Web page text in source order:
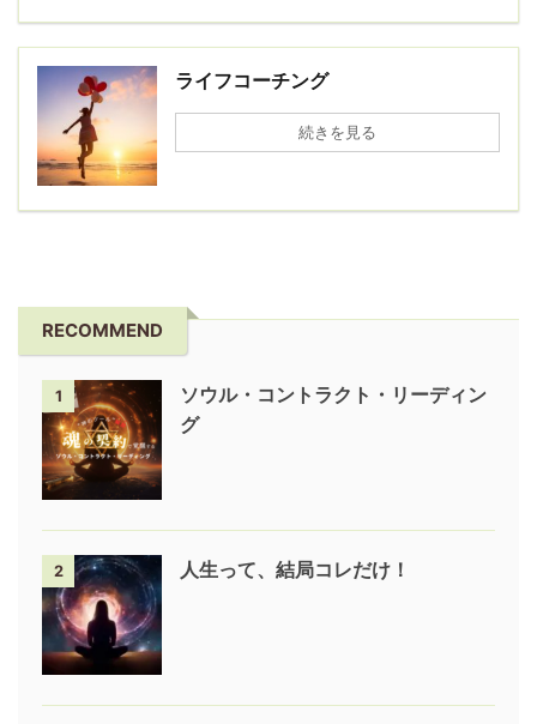
ライフコーチング
続きを見る
RECOMMEND
1
ソウル・コントラクト・リーディン
グ
2 人生って、結局コレだけ！